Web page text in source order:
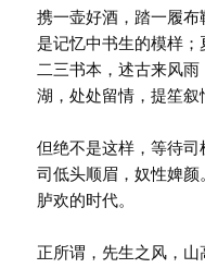
携一壶好酒，踏一履
是记忆中书生的模样
二三书本，述古来风
湖，处处留情，提笙叙
但绝不是这样，等待
司低头顺眉，奴性婢
胪欢的时代。
正所谓，先生之风，